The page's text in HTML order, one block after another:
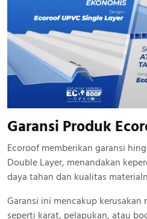
Garansi Produk
Ecoroof memberikan garansi
Double Layer, menandakan
daya tahan dan kualitas
Garansi ini mencakup
seperti karat, pelapukan, atau